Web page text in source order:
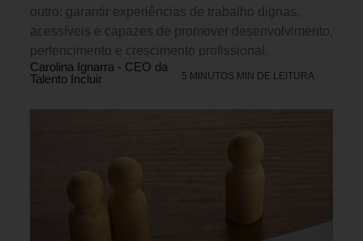
outro: garantir experiências de trabalho dignas,
acessíveis e capazes de promover desenvolvimento,
pertencimento e crescimento profissional.
Carolina Ignarra - CEO da
Talento Incluir
5 MINUTOS MIN DE LEITURA